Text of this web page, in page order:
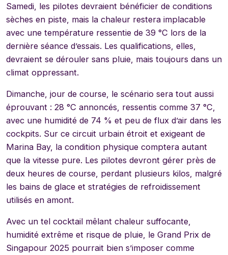
Samedi, les pilotes devraient bénéficier de conditions
sèches en piste, mais la chaleur restera implacable
avec une température ressentie de 39 °C lors de la
dernière séance d’essais. Les qualifications, elles,
devraient se dérouler sans pluie, mais toujours dans un
climat oppressant.
Dimanche, jour de course, le scénario sera tout aussi
éprouvant : 28 °C annoncés, ressentis comme 37 °C,
avec une humidité de 74 % et peu de flux d’air dans les
cockpits. Sur ce circuit urbain étroit et exigeant de
Marina Bay, la condition physique comptera autant
que la vitesse pure. Les pilotes devront gérer près de
deux heures de course, perdant plusieurs kilos, malgré
les bains de glace et stratégies de refroidissement
utilisés en amont.
Avec un tel cocktail mêlant chaleur suffocante,
humidité extrême et risque de pluie, le Grand Prix de
Singapour 2025 pourrait bien s’imposer comme